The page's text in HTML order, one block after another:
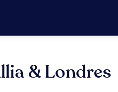
& Londres